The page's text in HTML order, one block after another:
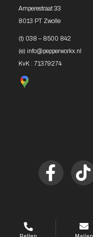
Amperestraat 33
8013 PT Zwolle
(t) 038 – 8500 842
(e) info@pepperworkx.nl
KvK : 71379274
Bellen Mailen